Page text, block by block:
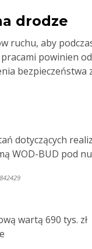
drodze
ruchu, aby
powinien
dotyczących
WOD-BUD pod
wartą 690 tys. zł